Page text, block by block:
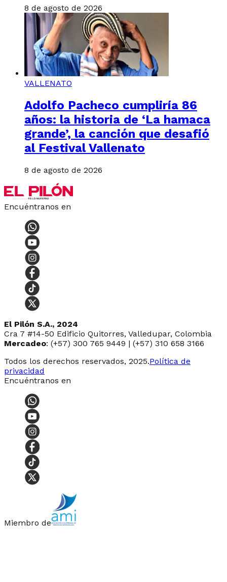
8 de agosto de 2026
VALLENATO
Adolfo Pacheco cumpliría 86
años: la historia de ‘La hamaca
grande’, la canción que desafió
al Festival Vallenato
8 de agosto de 2026
Encuéntranos en
El Pilón S.A., 2024
Cra 7 #14-50 Edificio Quitorres, Valledupar, Colombia
Mercadeo: (+57) 300 765 9449 | (+57) 310 658 3166
Todos los derechos reservados, 2025.Política de
privacidad
Encuéntranos en
Miembro de